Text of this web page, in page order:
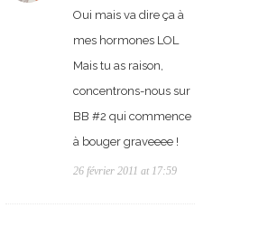
Oui mais va dire ça à
mes hormones LOL
Mais tu as raison,
concentrons-nous sur
BB #2 qui commence
à bouger graveeee !
26 février 2011 at 17:59